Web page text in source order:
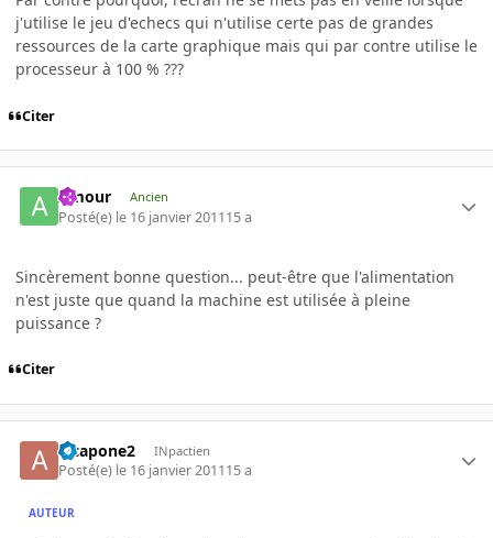
j'utilise le jeu d'echecs qui n'utilise certe pas de grandes
ressources de la carte graphique mais qui par contre utilise le
processeur à 100 % ???
Citer
Amour Ancien
Posté(e) le 16 janvier 201115 a
Sincèrement bonne question... peut-être que l'alimentation
n'est juste que quand la machine est utilisée à pleine
puissance ?
Citer
alcapone2 INpactien
Posté(e) le 16 janvier 201115 a
AUTEUR